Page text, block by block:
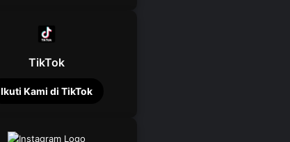
TikTok
Ikuti Kami di TikTok